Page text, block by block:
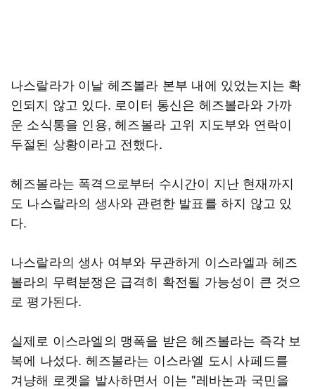
나스랄라가 이날 헤즈볼라 본부 내에 있었는지는 확
인되지 않고 있다. 로이터 통신은 헤즈볼라와 가까
운 소식통을 인용, 헤즈볼라 고위 지도부와 연락이
두절된 상황이라고 전했다.
헤즈볼라는 폭격으로부터 수시간이 지난 현재까지
도 나스랄라의 생사와 관련한 발표를 하지 않고 있
다.
나스랄라의 생사 여부와 무관하게 이스라엘과 헤즈
볼라의 무력분쟁은 급격히 확전될 가능성이 큰 것으
로 평가된다.
실제로 이스라엘의 맹폭을 받은 헤즈볼라는 즉각 보
복에 나섰다. 헤즈볼라는 이스라엘 도시 사페드를
겨냥해 로켓을 발사하면서 이는 "레바논과 국민을